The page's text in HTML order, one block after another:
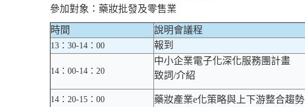
參加對象：藥妝批發及零售業
時間 說明會議程
13：30-14：00 報到
14：00-14：20
中小企業電子化深化服務團計畫
致詞/介紹
14：20-15：00 藥妝產業e化策略與上下游整合趨勢